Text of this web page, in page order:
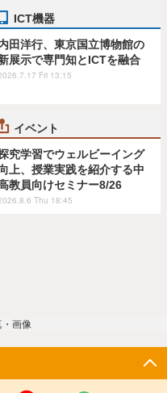
ICT機器
田洋行、東京国立博物館の
展示で専門知とICTを融合
Fri 13:15
イベント
究学習でウェルビーイング
上、授業実践を紹介する中
教員向けセミナー8/26
Thu 18:45
・画像